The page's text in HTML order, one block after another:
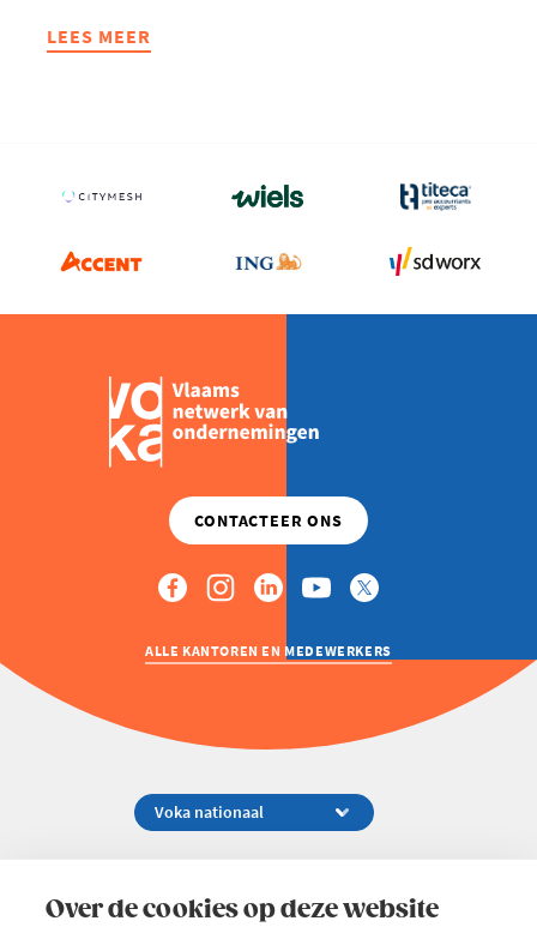
Over de cookies op deze website
LEES MEER
ABOUT
BRAND
GEGEVEN”
ALLE KANTOREN EN MEDEWERKERS
02 229 81 11